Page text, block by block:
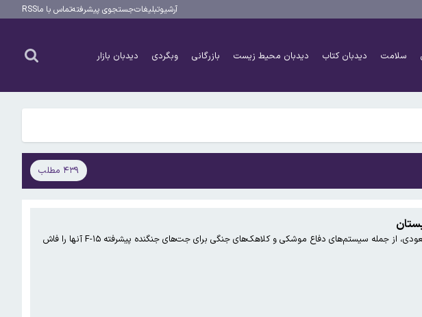
آرشیوتبلیغاتجستجوی پیشرفتهتماس با ماRSS
سلامت دیدبان کتاب دیدبان محیط زیست بازرگانی وبگردی دیدبان بازار
۴۳۹ مطلب
روزنامه عبری اسناد و تصاویر فروش سیستم‌های دفاعی پیشرفته اسرائیل به قطر و عربستان سعودی، از جمله سیستم‌های دفاع موشکی و کلاهک‌های جنگی برای جت‌های جنگنده پیشرفته F-۱۵ آنها را فاش